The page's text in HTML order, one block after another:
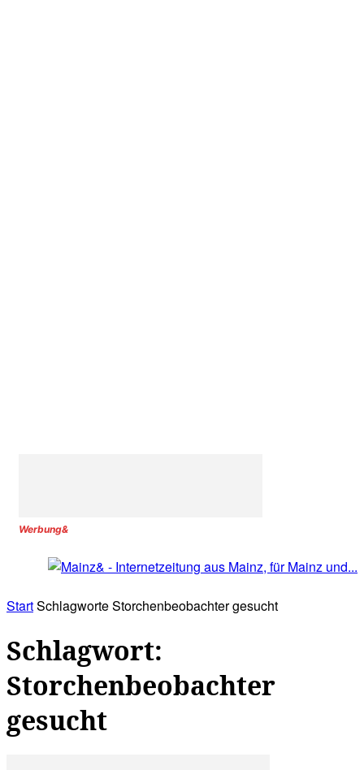
Werbung&
StartSchlagworteStorchenbeobachter gesucht
Schlagwort:
Storchenbeobachter
gesucht